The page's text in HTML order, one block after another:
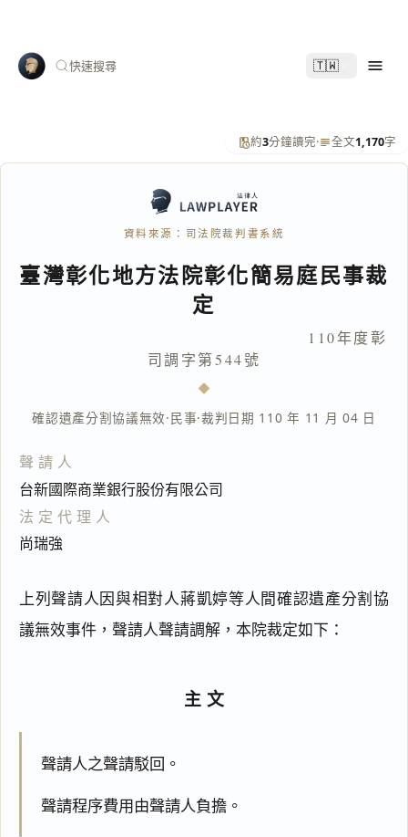
快速搜尋 🇹🇼
約3分鐘讀完· 全文1,170字
資料來源：司法院裁判書系統
臺灣彰化地方法院彰化簡易庭民事裁
定
110年度彰
司調字第544號
確認遺產分割協議無效·民事·裁判日期 110 年 11 月 04 日
聲請人
台新國際商業銀行股份有限公司
法定代理人
尚瑞強
上列聲請人因與相對人蔣凱婷等人間確認遺產分割協
議無效事件，聲請人聲請調解，本院裁定如下：
主文
聲請人之聲請駁回。
聲請程序費用由聲請人負擔。